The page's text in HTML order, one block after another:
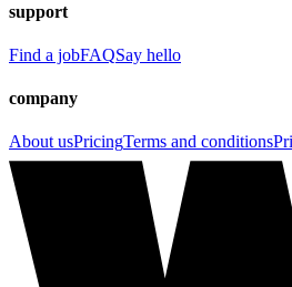
support
Find a jobFAQSay hello
company
About usPricingTerms and conditions